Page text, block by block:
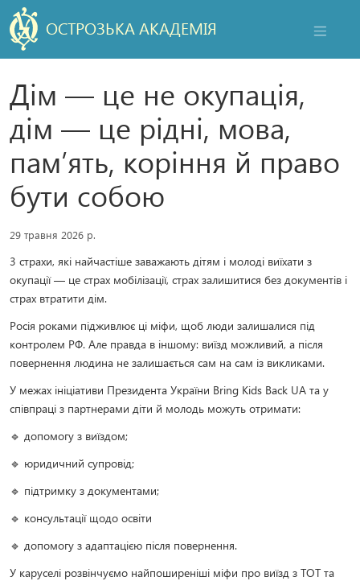
ОСТРОЗЬКА АКАДЕМІЯ
Дім — це не окупація,
дім — це рідні, мова,
пам’ять, коріння й право
бути собою
29 травня 2026 р.
3 страхи, які найчастіше заважають дітям і молоді виїхати з
окупації — це страх мобілізації, страх залишитися без документів і
страх втратити дім.
Росія роками підживлює ці міфи, щоб люди залишалися під
контролем РФ. Але правда в іншому: виїзд можливий, а після
повернення людина не залишається сам на сам із викликами.
У межах ініціативи Президента України Bring Kids Back UA та у
співпраці з партнерами діти й молодь можуть отримати:
🔹 допомогу з виїздом;
🔹 юридичний супровід;
🔹 підтримку з документами;
🔹 консультації щодо освіти
🔹 допомогу з адаптацією після повернення.
У каруселі розвінчуємо найпоширеніші міфи про виїзд з ТОТ та